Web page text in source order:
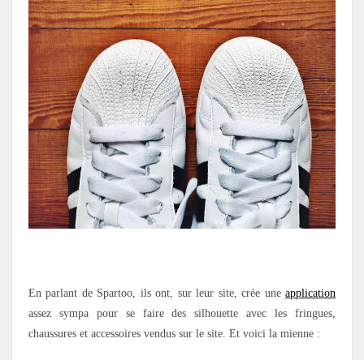
En parlant de Spartoo, ils ont, sur leur site, crée une application
assez sympa pour se faire des silhouette avec les fringues,
chaussures et accessoires vendus sur le site. Et voici la mienne :